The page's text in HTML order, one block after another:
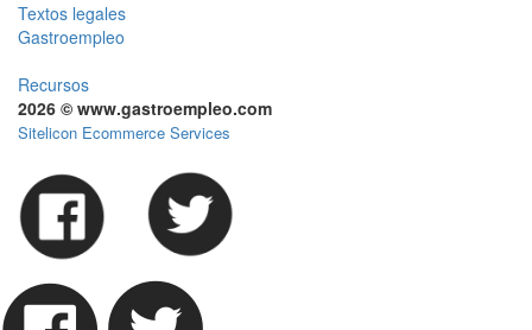
Textos legales
Gastroempleo
Recursos
2026 © www.gastroempleo.com
Sitelicon Ecommerce Services